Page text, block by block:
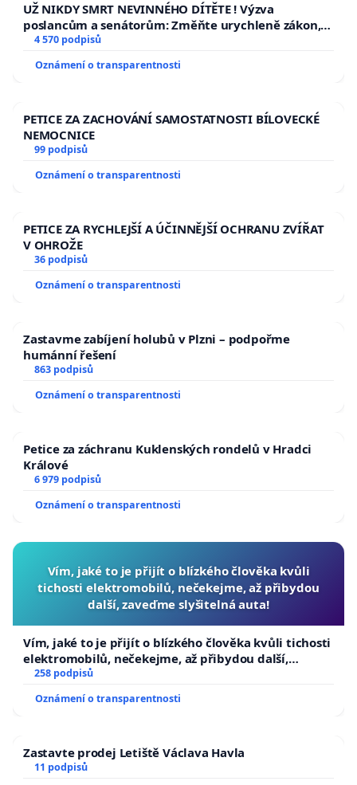
UŽ NIKDY SMRT NEVINNÉHO DÍTĚTE ! Výzva
poslancům a senátorům: Změňte urychleně zákon,
aby se tragédie malé Viktorky už nemohla opakovat!
4 570 podpisů
Oznámení o transparentnosti
PETICE ZA ZACHOVÁNÍ SAMOSTATNOSTI BÍLOVECKÉ
NEMOCNICE
99 podpisů
Oznámení o transparentnosti
PETICE ZA RYCHLEJŠÍ A ÚČINNĚJŠÍ OCHRANU ZVÍŘAT
V OHROŽE
36 podpisů
Oznámení o transparentnosti
Zastavme zabíjení holubů v Plzni – podpořme
humánní řešení
863 podpisů
Oznámení o transparentnosti
Petice za záchranu Kuklenských rondelů v Hradci
Králové
6 979 podpisů
Oznámení o transparentnosti
Vím, jaké to je přijít o blízkého člověka kvůli
tichosti elektromobilů, nečekejme, až přibydou
další, zaveďme slyšitelná auta!
Vím, jaké to je přijít o blízkého člověka kvůli tichosti
elektromobilů, nečekejme, až přibydou další,
zaveďme slyšitelná auta!
258 podpisů
Oznámení o transparentnosti
Zastavte prodej Letiště Václava Havla
11 podpisů